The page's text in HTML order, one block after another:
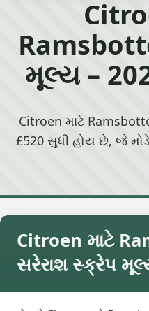
મૂલ્ય –
Citroen માટે
£520 સુધી હોય છે, જે
Citroen માટે
સરેરાશ સ્ક્રેપ